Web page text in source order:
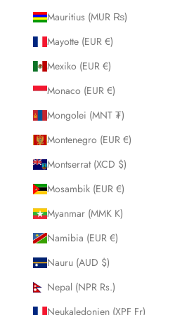
Mauritius (MUR ₨)
Mayotte (EUR €)
Mexiko (EUR €)
Monaco (EUR €)
Mongolei (MNT ₮)
Montenegro (EUR €)
Montserrat (XCD $)
Mosambik (EUR €)
Myanmar (MMK K)
Namibia (EUR €)
Nauru (AUD $)
Nepal (NPR Rs.)
Neukaledonien (XPF Fr)